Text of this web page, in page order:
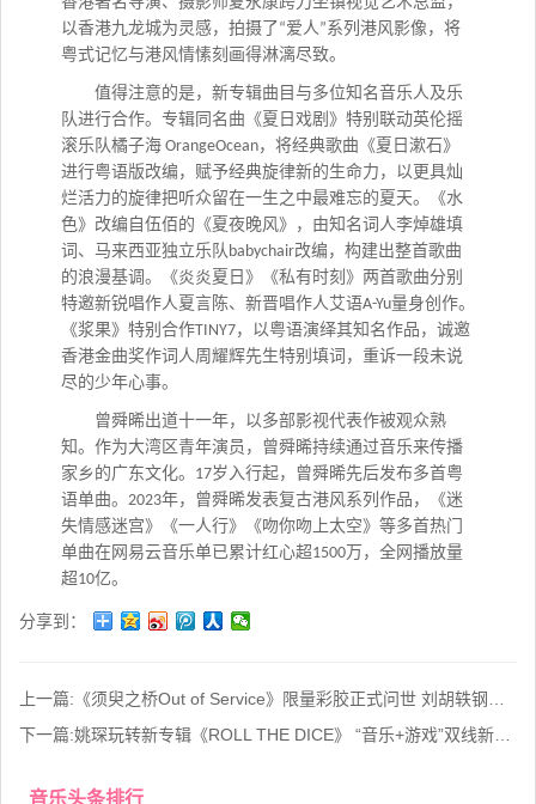
以香港九龙城为灵感，拍摄了 “爱人 ”系列港风影像，将
粤式记忆与港风情愫刻画得淋漓尽致。
值得注意的是，新专辑曲目与多位知名音乐人及乐
队进行合作。专辑同名曲《夏日戏剧》特别联动英伦摇
滚乐队橘子海 OrangeOcean，将经典歌曲《夏日漱石》
进行粤语版改编，赋予经典旋律新的生命力，以更具灿
烂活力的旋律把听众留在一生之中最难忘的夏天。《水
色》改编自伍佰的《夏夜晚风》，由知名词人李焯雄填
词、马来西亚独立乐队 babychair改编，构建出整首歌曲
的浪漫基调。《炎炎夏日》《私有时刻》两首歌曲分别
特邀新锐唱作人夏言陈、新晋唱作人艾语A-Yu量身创作。
《浆果》特别合作TINY7，以粤语演绎其知名作品，诚邀
香港金曲奖作词人周耀辉先生特别填词，重诉一段未说
尽的少年心事。
曾舜晞出道十一年，以多部影视代表作被观众熟
知。作为大湾区青年演员，曾舜晞持续通过音乐来传播
家乡的广东文化。 17岁入行起，曾舜晞先后发布多首粤
语单曲。 2023年，曾舜晞发表复古港风系列作品，《迷
失情感迷宫》《一人行》《吻你吻上太空》等多首热门
单曲在网易云音乐单已累计红心超1500 万，全网播放量
超10亿。
分享到：
上一篇: 《须臾之桥Out of Service》限量彩胶正式问世 刘胡轶钢琴演绎创作才华
下一篇:姚琛玩转新专辑《ROLL THE DICE》 “音乐+游戏”双线新玩法惊艳出圈
音乐头条排行